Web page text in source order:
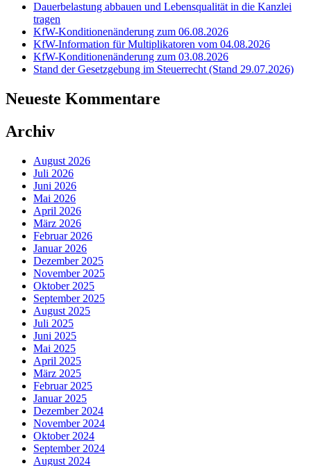
Dauerbelastung abbauen und Lebensqualität in die Kanzlei
tragen
KfW-Konditionenänderung zum 06.08.2026
KfW-Information für Multiplikatoren vom 04.08.2026
KfW-Konditionenänderung zum 03.08.2026
Stand der Gesetzgebung im Steuerrecht (Stand 29.07.2026)
Neueste Kommentare
Archiv
August 2026
Juli 2026
Juni 2026
Mai 2026
April 2026
März 2026
Februar 2026
Januar 2026
Dezember 2025
November 2025
Oktober 2025
September 2025
August 2025
Juli 2025
Juni 2025
Mai 2025
April 2025
März 2025
Februar 2025
Januar 2025
Dezember 2024
November 2024
Oktober 2024
September 2024
August 2024